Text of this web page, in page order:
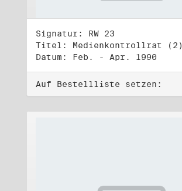
Signatur: RW 23
Titel: Medienkontrollrat (2)
Datum: Feb. - Apr. 1990
Auf Bestellliste setzen: